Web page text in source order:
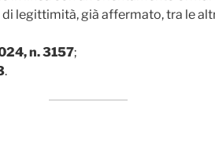
legittimità, già affermato, tra le
n. 3157;
.